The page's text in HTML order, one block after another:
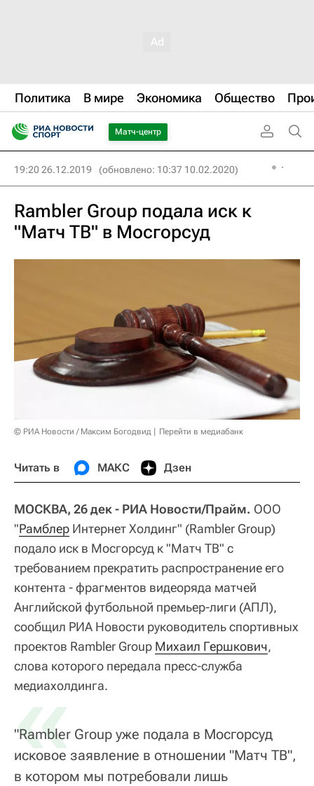
Политика В мире Экономика Общество
Матч-центр
19:20 26.12.2019 (обновлено: 10:37 10.02.2020)
Rambler Group подала иск к
"Матч ТВ" в Мосгорсуд
© РИА Новости / Максим Богодвид Перейти в медиабанк
Читать в МАКС Дзен
МОСКВА, 26 дек - РИА Новости/Прайм. ООО
"Рамблер Интернет Холдинг" (Rambler Group)
подало иск в Мосгорсуд к "Матч ТВ" с
требованием прекратить распространение его
контента - фрагментов видеоряда матчей
Английской футбольной премьер-лиги (АПЛ),
сообщил РИА Новости руководитель спортивных
проектов Rambler Group Михаил Гершкович,
слова которого передала пресс-служба
медиахолдинга.
«
"Rambler Group уже подала в Мосгорсуд
исковое заявление в отношении "Матч ТВ",
в котором мы потребовали лишь